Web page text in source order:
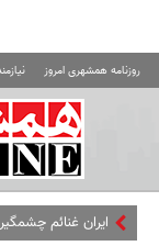
روزنامه همشهری امروز
ایران غنائم